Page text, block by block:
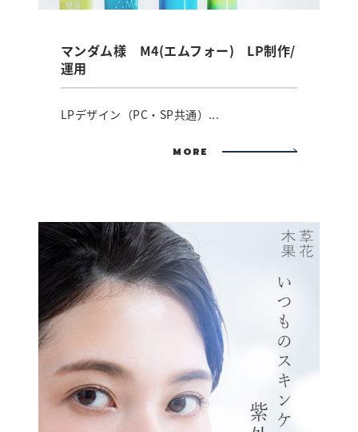
マンダム様 M4(エムフォー) LP制作/
運用
LPデザイン（PC・SP共通）...
MORE